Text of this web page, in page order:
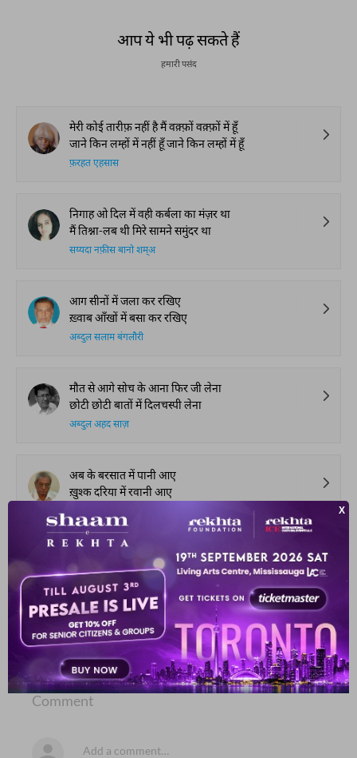
आप ये भी पढ़ सकते हैं
हमारी पसंद
मेरी कोई तारीफ़ नहीं है मैं वक़्फ़ों वक़्फ़ों में हूँ
जाने किन लम्हों में नहीं हूँ जाने किन लम्हों में हूँ
फ़रहत एहसास
निगाह ओ दिल में वही कर्बला का मंज़र था
मैं तिश्ना-लब थी मिरे सामने समुंदर था
सय्यदा नफ़ीस बानो शम्अ
आग सीनों में जला कर रखिए
ख़्वाब आँखों में बसा कर रखिए
अब्दुल सलाम बंगलौरी
मौत से आगे सोच के आना फिर जी लेना
छोटी छोटी बातों में दिलचस्पी लेना
अब्दुल अहद साज़
अब के बरसात में पानी आए
ख़ुश्क दरिया में रवानी आए
SHOW MORE SUGGESTIONS
COMMENT
SHARE YOUR VIEWS
Comment